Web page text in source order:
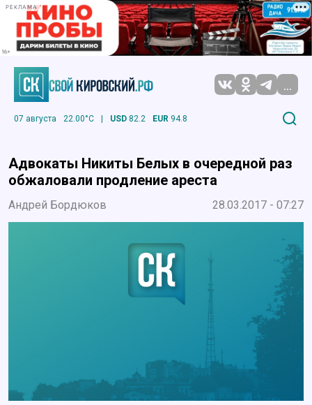
РЕКЛАМА
...
07 августа 22.00°C | USD 82.2 EUR 94.8
Адвокаты Никиты Белых в очередной раз
обжаловали продление ареста
Андрей Бордюков 28.03.2017 - 07:27